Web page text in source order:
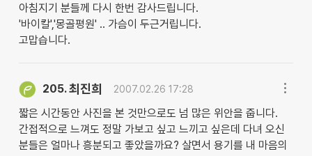
아침지기 분들께 다시 한번 감사드립니다.
'바이칼','몽골평원' .. 가슴이 두근거립니다.
고맙습니다.
205.최진희 2007.02.26 17:28
짧은 시간동안 사진을 본 것만으로도 넘 많은 위안을 줍니다.
간접적으로 느껴도 정말 가보고 싶고 느끼고 싶은데 다녀 오신
분들은 얼마나 흥분되고 좋았을까요? 살면서 용기를 내 마음의